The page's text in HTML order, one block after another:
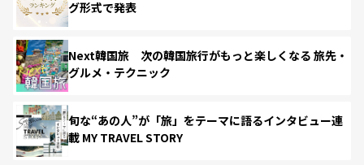
グ形式で発表
Next韓国旅 次の韓国旅行がもっと楽しくなる 旅先・
グルメ・テクニック
旬な“あの人”が「旅」をテーマに語るインタビュー連
載 MY TRAVEL STORY